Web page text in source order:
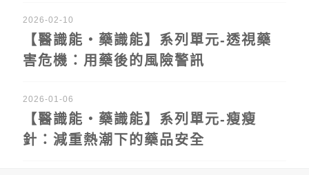
2026-02-10
【醫識能‧藥識能】系列單元-透視藥
害危機：用藥後的風險警訊
2026-01-06
【醫識能‧藥識能】系列單元-瘦瘦
針：減重熱潮下的藥品安全